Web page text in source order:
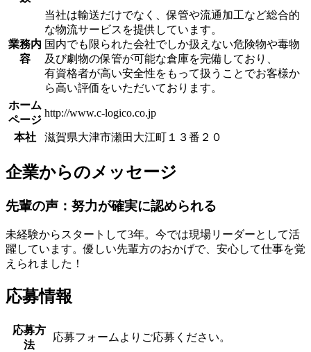
業務内
容
当社は輸送だけでなく、保管や流通加工など総合的
な物流サービスを提供しています。
国内でも限られた会社でしか扱えない危険物や毒物
及び劇物の保管が可能な倉庫を完備しており、
有資格者が高い安全性をもって扱うことでお客様か
ら高い評価をいただいております。
ホーム
ページ
http://www.c-logico.co.jp
本社 滋賀県大津市瀬田大江町１３番２０
企業からのメッセージ
先輩の声：努力が確実に認められる
未経験からスタートして3年。今では現場リーダーとして活
躍しています。優しい先輩方のおかげで、安心して仕事を覚
えられました！
応募情報
応募方
法
応募フォームよりご応募ください。